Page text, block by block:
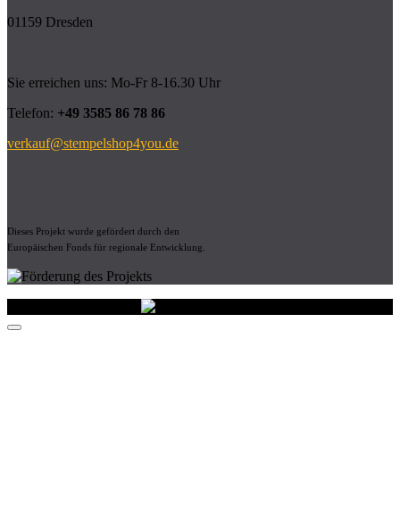
01159 Dresden
Sie erreichen uns: Mo-Fr 8-16.30 Uhr
Telefon: +49 3585 86 78 86
verkauf@stempelshop4you.de
Dieses Projekt wurde gefördert durch den
Europäischen Fonds für regionale Entwicklung.